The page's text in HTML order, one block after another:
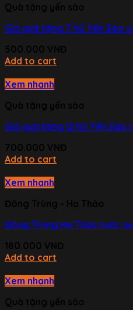
Quà tặng yến sào
Giỏ quà tặng 7 hũ Yến Sào
500.000 VNĐ
Add to cart
Xem nhanh
Quà tặng yến sào
Giỏ quà tặng 12 hũ Yến Sào
700.000 VNĐ
Add to cart
Xem nhanh
Đông Trùng - Hạ Thảo
Đông Trùng Hạ Thảo tươi,
180.000 VNĐ
Add to cart
Xem nhanh
Quà tặng yến sào